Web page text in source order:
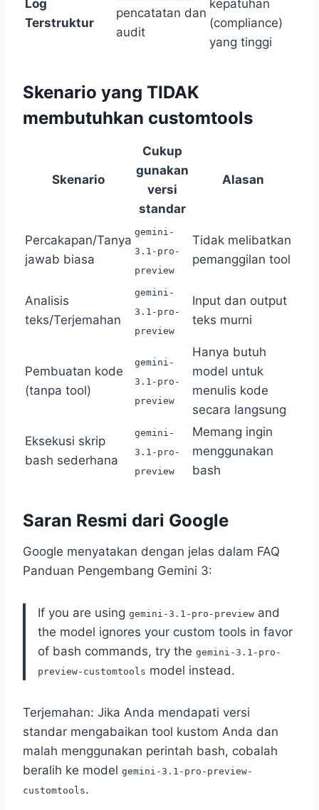
Log
Terstruktur
pencatatan dan
audit
kepatuhan
(compliance)
yang tinggi
Skenario yang TIDAK
membutuhkan customtools
Skenario
Cukup
gunakan
versi
standar
Alasan
Percakapan/Tanya
jawab biasa
gemini-
3.1-pro-
preview
Tidak melibatkan
pemanggilan tool
Analisis
teks/Terjemahan
gemini-
3.1-pro-
preview
Input dan output
teks murni
Pembuatan kode
(tanpa tool)
gemini-
3.1-pro-
preview
Hanya butuh
model untuk
menulis kode
secara langsung
Eksekusi skrip
bash sederhana
gemini-
3.1-pro-
preview
Memang ingin
menggunakan
bash
Saran Resmi dari Google
Google menyatakan dengan jelas dalam FAQ
Panduan Pengembang Gemini 3:
If you are using gemini-3.1-pro-preview and
the model ignores your custom tools in favor
of bash commands, try the gemini-3.1-pro-
preview-customtools model instead.
Terjemahan: Jika Anda mendapati versi
standar mengabaikan tool kustom Anda dan
malah menggunakan perintah bash, cobalah
beralih ke model gemini-3.1-pro-preview-
customtools.